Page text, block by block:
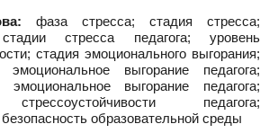
фаза стресса; стадия стресса;
стресса педагога; уровень
стадия эмоционального выгорания;
выгорание педагога;
эмоциональное выгорание педагога;
педагога;
образовательной среды